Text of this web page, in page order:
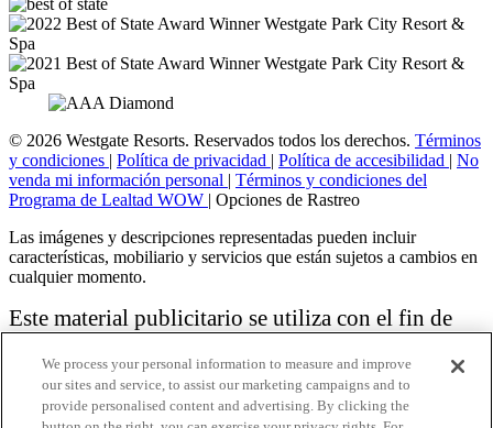
© 2026 Westgate Resorts. Reservados todos los derechos. Términos
y condiciones | Política de privacidad | Política de accesibilidad | No
venda mi información personal | Términos y condiciones del
Programa de Lealtad WOW | Opciones de Rastreo
Las imágenes y descripciones representadas pueden incluir
características, mobiliario y servicios que están sujetos a cambios en
cualquier momento.
Este material publicitario se utiliza con el fin de
vacacional.
Aviso: las funciones de accesibilidad enumeradas aquí no pretenden
We process your personal information to measure and improve
our sites and service, to assist our marketing campaigns and to
provide personalised content and advertising. By clicking the